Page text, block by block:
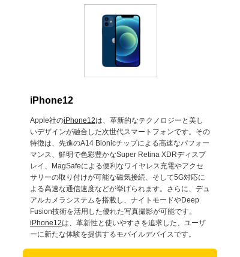
iPhone12
Apple社のiPhone12は、革新的なテクノロジーと美し
いデザインが融合した次世代スマートフォンです。その
特徴は、先進のA14 Bionicチップによる高速なパフォー
マンス、鮮明で色彩豊かなSuper Retina XDRディスプ
レイ、MagSafeによる便利なワイヤレス充電やアクセ
サリーの取り付けが可能な磁気接続、そして5G対応に
よる高速な通信速度などが挙げられます。さらに、デュ
アルカメラシステムを搭載し、ナイトモードやDeep
Fusion技術を活用した優れた写真撮影が可能です。
iPhone12は、革新性と使いやすさを追求した、ユーザ
ーに新たな体験を提供するモバイルデバイスです。